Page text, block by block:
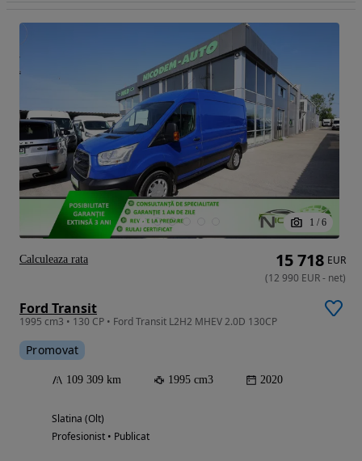
1 / 6
Ford Transit
1995 cm3 • 130 CP • Ford Transit L2H2 MHEV 2.0D 130CP
Promovat
109 309 km 1995 cm3 2020
Slatina (Olt)
Profesionist • Publicat
15 718 EUR
(12 990 EUR- net)
Calculeaza rata